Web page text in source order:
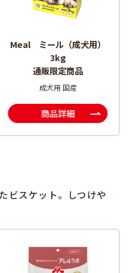
Meal ミール（成犬用）
3kg
通販限定商品
成犬用 国産
商品詳細
ビスケット。しつけや